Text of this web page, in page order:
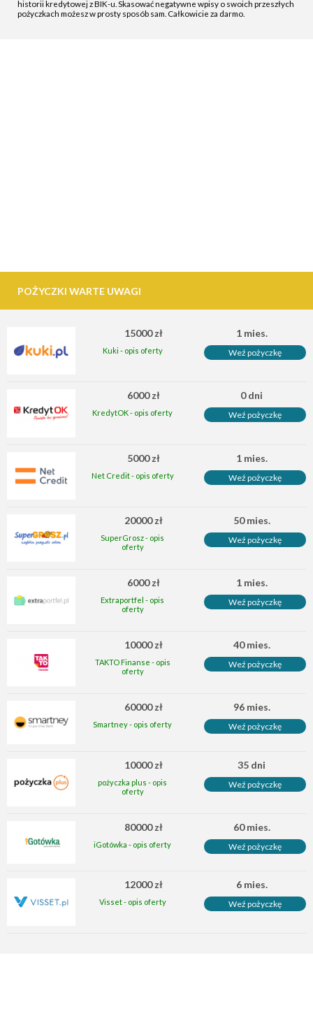
historii kredytowej z BIK-u. Skasować negatywne wpisy o swoich przeszłych
pożyczkach możesz w prosty sposób sam. Całkowicie za darmo.
POŻYCZKI WARTE UWAGI
15000 zł 1 mies.
Kuki - opis oferty Weź pożyczkę
6000 zł 0 dni
KredytOK - opis oferty Weź pożyczkę
5000 zł 1 mies.
Net Credit - opis oferty Weź pożyczkę
20000 zł 50 mies.
SuperGrosz - opis
oferty
Weź pożyczkę
6000 zł 1 mies.
Extraportfel - opis
oferty
Weź pożyczkę
10000 zł 40 mies.
TAKTO Finanse - opis
oferty
Weź pożyczkę
60000 zł 96 mies.
Smartney - opis oferty Weź pożyczkę
10000 zł 35 dni
pożyczka plus - opis
oferty
Weź pożyczkę
80000 zł 60 mies.
iGotówka - opis oferty Weź pożyczkę
12000 zł 6 mies.
Visset - opis oferty Weź pożyczkę